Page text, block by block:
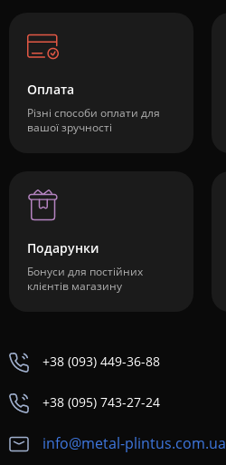
Оплата
Різні способи оплати для
вашої зручності
Подарунки
Бонуси для постійних
клієнтів магазину
+38 (093) 449-36-88
+38 (095) 743-27-24
info@metal-plintus.com.ua